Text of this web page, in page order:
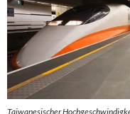
Taiwanesischer